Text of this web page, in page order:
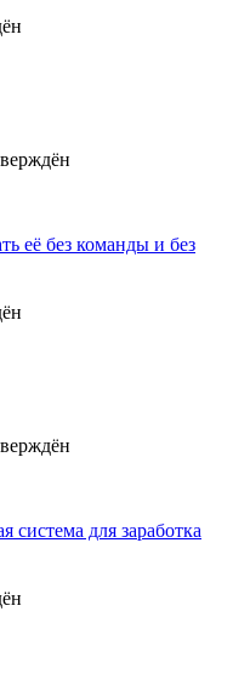
её без команды и без
система для заработка